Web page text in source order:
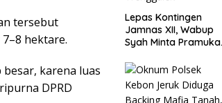
tersebut
hektare.
karena luas
DPRD
Lepas Kontingen
Jamnas XII, Wabup
Syah Minta Pramuka
Trenggalek